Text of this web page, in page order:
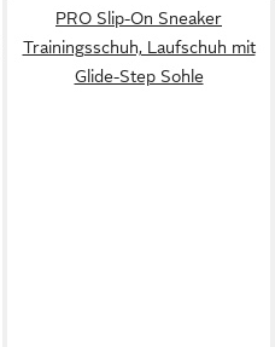
PRO Slip-On Sneaker
Trainingsschuh, Laufschuh mit
Glide-Step Sohle